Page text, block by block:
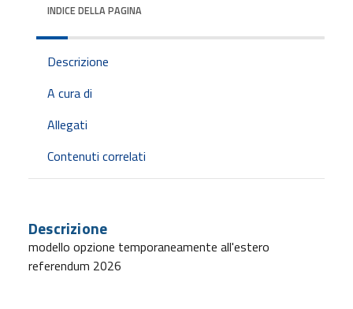
INDICE DELLA PAGINA
Descrizione
A cura di
Allegati
Contenuti correlati
Descrizione
modello opzione temporaneamente all'estero
referendum 2026